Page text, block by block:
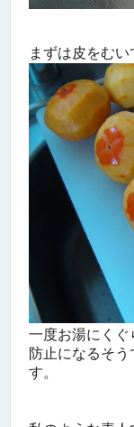
まずは皮をむい
一度お湯にく
防止になるそ
す。